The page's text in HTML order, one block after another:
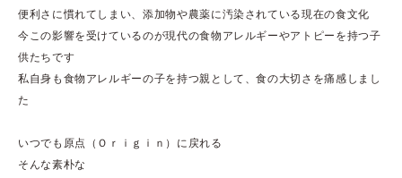
便利さに慣れてしまい、添加物や農薬に汚染されている現在の食文化
今この影響を受けているのが現代の食物アレルギーやアトピーを持つ子
供たちです
私自身も食物アレルギーの子を持つ親として、食の大切さを痛感しまし
た
いつでも原点（Ｏｒｉｇｉｎ）に戻れる
そんな素朴な